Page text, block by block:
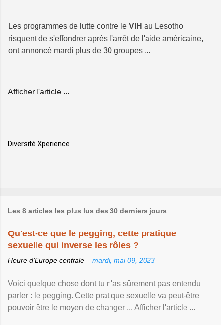
Les programmes de lutte contre le VIH au Lesotho
risquent de s'effondrer après l'arrêt de l'aide américaine,
ont annoncé mardi plus de 30 groupes ...
Afficher l'article ...
Diversité Xperience
Les 8 articles les plus lus des 30 derniers jours
Qu'est-ce que le pegging, cette pratique
sexuelle qui inverse les rôles ?
Heure d’Europe centrale – mardi, mai 09, 2023
Voici quelque chose dont tu n'as sûrement pas entendu
parler : le pegging. Cette pratique sexuelle va peut-être
pouvoir être le moyen de changer ... Afficher l'article ...